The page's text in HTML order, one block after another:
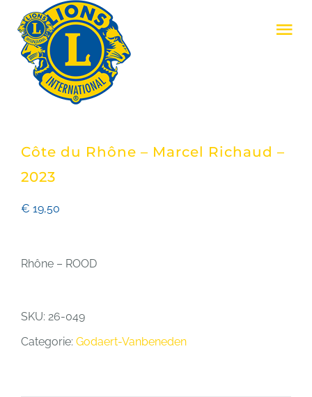
content
LIONS CLUB ZENNE & ZONIËN
REALISATIES
LID WORDEN
CONTACT
Côte du Rhône – Marcel Richaud –
2023
€ 19,50
Rhône – ROOD
SKU: 26-049
Categorie: Godaert-Vanbeneden